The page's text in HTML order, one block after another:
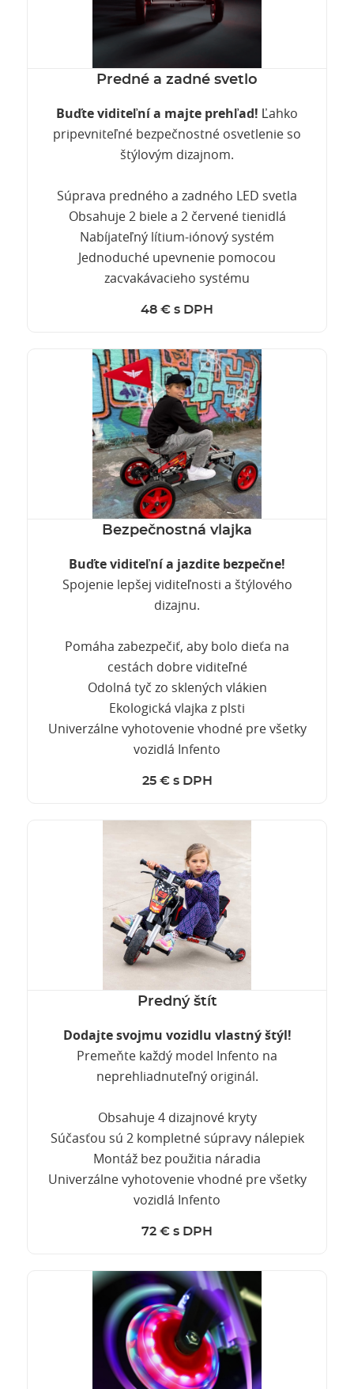
Predné a zadné svetlo
Buďte viditeľní a majte prehľad! Ľahko
pripevniteľné bezpečnostné osvetlenie so
štýlovým dizajnom.
Súprava predného a zadného LED svetla
Obsahuje 2 biele a 2 červené tienidlá
Nabíjateľný lítium-iónový systém
Jednoduché upevnenie pomocou
zacvakávacieho systému
48 € s DPH
Bezpečnostná vlajka
Buďte viditeľní a jazdite bezpečne!
Spojenie lepšej viditeľnosti a štýlového
dizajnu.
Pomáha zabezpečiť, aby bolo dieťa na
cestách dobre viditeľné
Odolná tyč zo sklených vlákien
Ekologická vlajka z plsti
Univerzálne vyhotovenie vhodné pre všetky
vozidlá Infento
25 € s DPH
Predný štít
Dodajte svojmu vozidlu vlastný štýl!
Premeňte každý model Infento na
neprehliadnuteľný originál.
Obsahuje 4 dizajnové kryty
Súčasťou sú 2 kompletné súpravy nálepiek
Montáž bez použitia náradia
Univerzálne vyhotovenie vhodné pre všetky
vozidlá Infento
72 € s DPH